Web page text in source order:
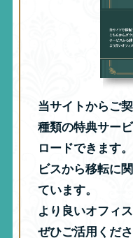
当サイトからご
種類の特典サー
ロードできます
ビスから移転に
ています。
より良いオフィ
ぜひご活用くださ